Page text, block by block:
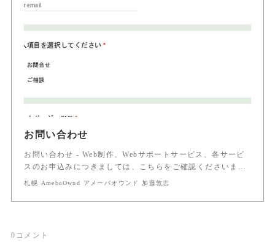
お問い合わせ
お問い合わせ - Web制作、Webサポートサービス、各サービ
スのお申込みにつきましては、こちらをご確認くださいま…
札幌 AmebaOwnd アメーバオウンド 加藤敦志
0 コメント